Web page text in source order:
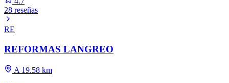
28 reseñas
RE
REFORMAS LANGREO
A 19.58 km